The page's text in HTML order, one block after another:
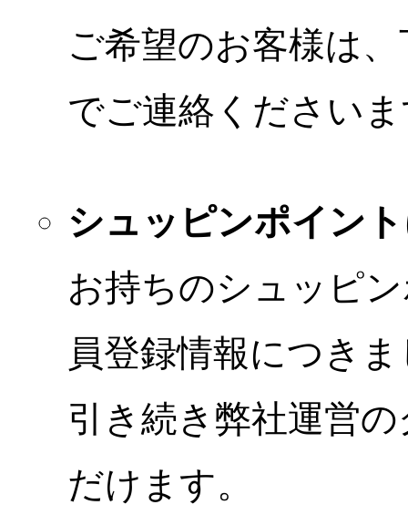
ご希望のお客様は
でご連絡ください
シュッピンポイン
お持ちのシュッピ
員登録情報につき
引き続き弊社運営
だけます。